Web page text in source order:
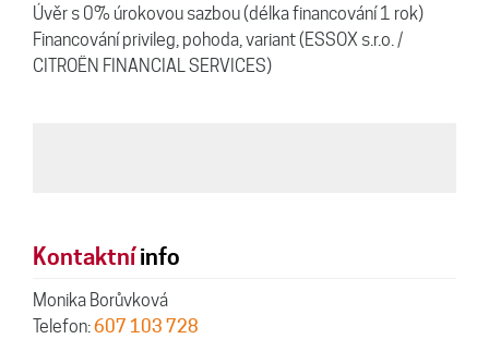
Úvěr s 0% úrokovou sazbou (délka financování 1 rok)
Financování privileg, pohoda, variant (ESSOX s.r.o. /
CITROËN FINANCIAL SERVICES)
Kontaktníinfo
Monika Borůvková
Telefon:607 103 728